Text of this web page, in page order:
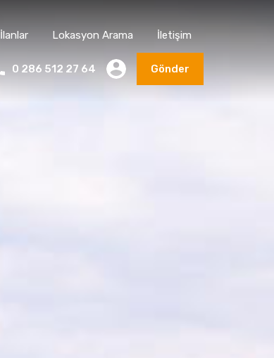
İlanlar Lokasyon Arama İletişim
0 286 512 27 64 Gönder